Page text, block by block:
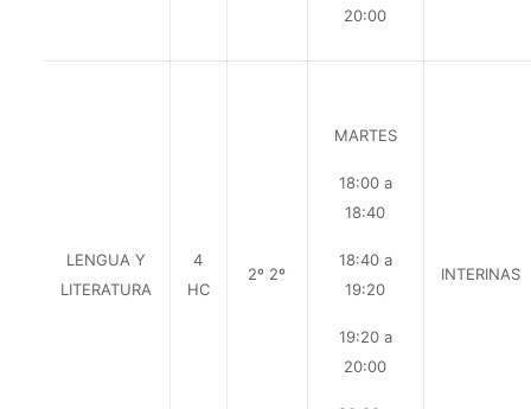
20:00
LENGUA Y
LITERATURA
4
HC
2º 2º
MARTES
18:00 a
18:40
18:40 a
19:20
19:20 a
20:00
INTERINAS